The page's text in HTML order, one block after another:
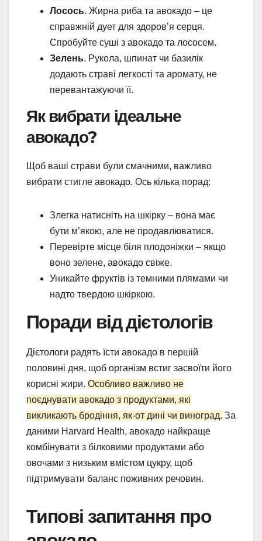
Лосось. Жирна риба та авокадо – це
справжній дует для здоров’я серця.
Спробуйте суші з авокадо та лососем.
Зелень. Рукола, шпинат чи базилік
додають страві легкості та аромату, не
перевантажуючи її.
Як вибрати ідеальне
авокадо?
Щоб ваші страви були смачними, важливо
вибрати стигле авокадо. Ось кілька порад:
Злегка натисніть на шкірку – вона має
бути м’якою, але не продавлюватися.
Перевірте місце біля плодоніжки – якщо
воно зелене, авокадо свіже.
Уникайте фруктів із темними плямами чи
надто твердою шкіркою.
Поради від дієтологів
Дієтологи радять їсти авокадо в першій
половині дня, щоб організм встиг засвоїти його
корисні жири. Особливо важливо не
поєднувати авокадо з продуктами, які
викликають бродіння, як-от дині чи виноград. За
даними Harvard Health, авокадо найкраще
комбінувати з білковими продуктами або
овочами з низьким вмістом цукру, щоб
підтримувати баланс поживних речовин.
Типові запитання про